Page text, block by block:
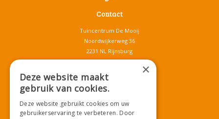
Contact
Tuincentrum De Mooij
Noordwijkerweg 36
2231 NL Rijnsburg
T.071-4080959
info@tuincentrumdemooij.nl
Download onze App!
×
Deze website maakt
gebruik van cookies.
Deze website gebruikt cookies om uw
gebruikerservaring te verbeteren. Door